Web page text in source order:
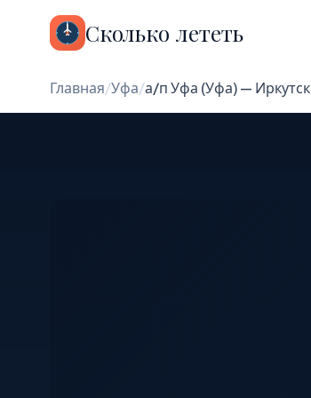
Сколько лететь
Главная/Уфа/а/п Уфа (Уфа) — Иркутск